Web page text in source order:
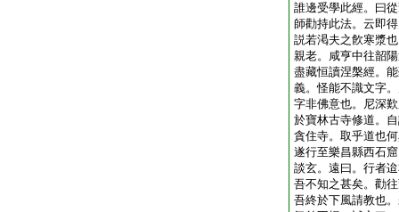
誰邊受學此經。曰
師勸持此法。云即
説若渇夫之飮寒漿
親老。咸亨中往韶
盡藏恒讀涅槃經。
義。怪能不識文字
字非佛意也。尼深
於寶林古寺修道。
貪住寺。取乎道也
遂行至樂昌縣西石
談玄。遠曰。行者
吾不知之甚矣。勸
吾終於下風請教也